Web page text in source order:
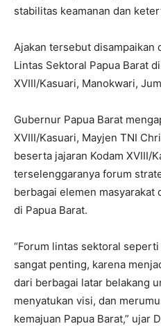
stabilitas keamanan dan
Ajakan tersebut disampaikan
Lintas Sektoral Papua Barat
XVIII/Kasuari, Manokwari,
Gubernur Papua Barat
XVIII/Kasuari, Mayjen TNI
beserta jajaran Kodam XVIII/
terselenggaranya forum
berbagai elemen masyarakat
di Papua Barat.
“Forum lintas sektoral
sangat penting, karena
dari berbagai latar belakang
menyatukan visi, dan
kemajuan Papua Barat,” ujar